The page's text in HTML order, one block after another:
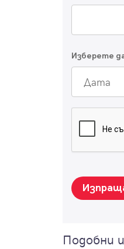
Изберете
Дата
Подобни